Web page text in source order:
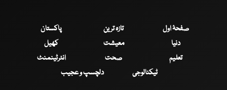
صفحۂ اول تازہ ترین
پاکستان
دنیا
معیشت
کھیل
تعلیم
صحت
انٹرٹینمنٹ
ٹیکنالوجی
دلچسپ و عجیب